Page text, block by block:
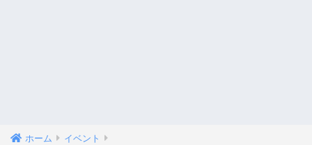
ホーム イベント